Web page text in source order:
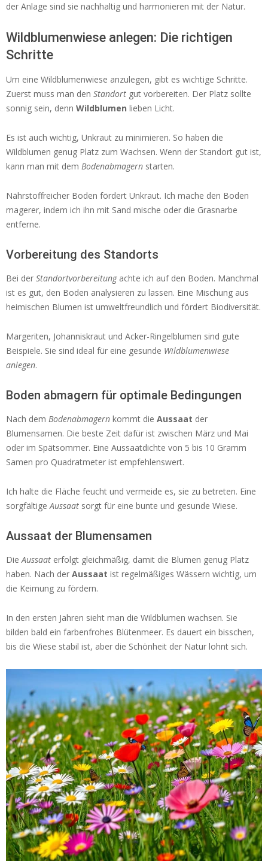
der Anlage sind sie nachhaltig und harmonieren mit der Natur.
Wildblumenwiese anlegen: Die richtigen
Schritte
Um eine Wildblumenwiese anzulegen, gibt es wichtige Schritte.
Zuerst muss man den Standort gut vorbereiten. Der Platz sollte
sonnig sein, denn Wildblumen lieben Licht.
Es ist auch wichtig, Unkraut zu minimieren. So haben die
Wildblumen genug Platz zum Wachsen. Wenn der Standort gut ist,
kann man mit dem Bodenabmagern starten.
Nährstoffreicher Boden fördert Unkraut. Ich mache den Boden
magerer, indem ich ihn mit Sand mische oder die Grasnarbe
entferne.
Vorbereitung des Standorts
Bei der Standortvorbereitungachte ich auf den Boden. Manchmal
ist es gut, den Boden analysieren zu lassen. Eine Mischung aus
heimischen Blumen ist umweltfreundlich und fördert Biodiversität.
Margeriten, Johanniskraut und Acker-Ringelblumen sind gute
Beispiele. Sie sind ideal für eine gesunde Wildblumenwiese
anlegen.
Boden abmagern für optimale Bedingungen
Nach dem Bodenabmagern kommt die Aussaat der
Blumensamen. Die beste Zeit dafür ist zwischen März und Mai
oder im Spätsommer. Eine Aussaatdichte von 5 bis 10 Gramm
Samen pro Quadratmeter ist empfehlenswert.
Ich halte die Fläche feucht und vermeide es, sie zu betreten. Eine
sorgfältigeAussaat sorgt für eine bunte und gesunde Wiese.
Aussaat der Blumensamen
DieAussaat erfolgt gleichmäßig, damit die Blumen genug Platz
haben. Nach der Aussaat ist regelmäßiges Wässern wichtig, um
die Keimung zu fördern.
In den ersten Jahren sieht man die Wildblumen wachsen. Sie
bilden bald ein farbenfrohes Blütenmeer. Es dauert ein bisschen,
bis die Wiese stabil ist, aber die Schönheit der Natur lohnt sich.